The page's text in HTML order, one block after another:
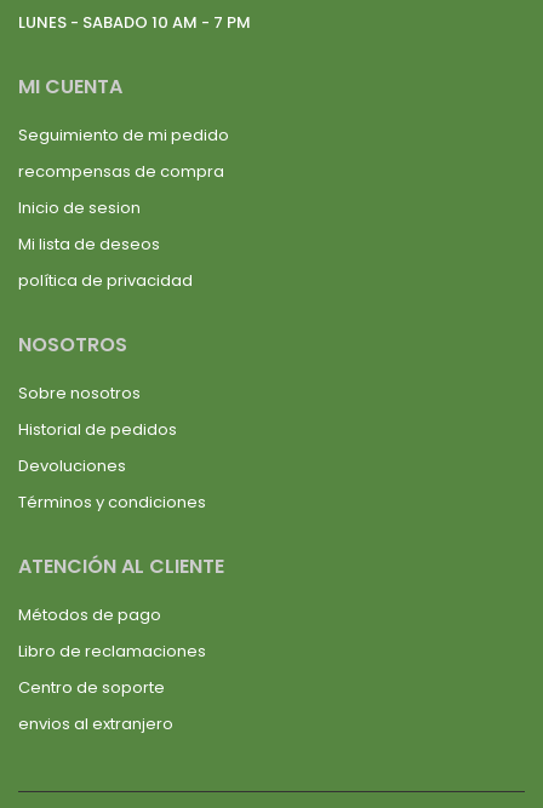
LUNES - SABADO 10 AM - 7 PM
MI CUENTA
Seguimiento de mi pedido
recompensas de compra
Inicio de sesion
Mi lista de deseos
política de privacidad
NOSOTROS
Sobre nosotros
Historial de pedidos
Devoluciones
Términos y condiciones
ATENCIÓN AL CLIENTE
Métodos de pago
Libro de reclamaciones
Centro de soporte
envios al extranjero